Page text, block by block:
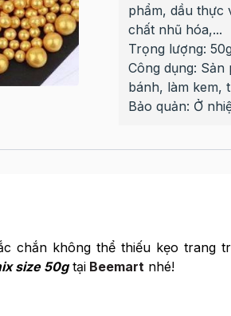
phẩm, dầu thực
chất nhũ hóa,...
Trọng lượng: 50g
Công dụng:
bánh, làm kem,
Bảo quản: Ở
chắn không thể thiếu kẹo trang
size 50gtạiBeemartnhé!